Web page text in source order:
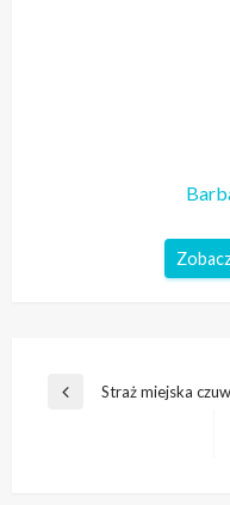
Nawigacja
Poprzedni
Straż miejska